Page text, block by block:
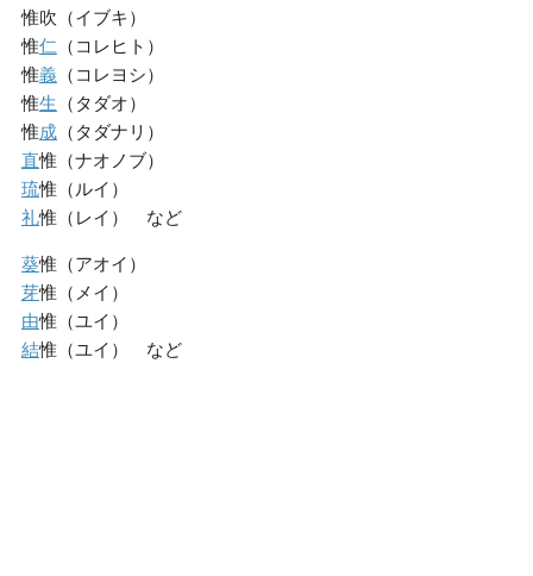
惟吹（イブキ）
惟仁 （コレヒト）
惟義（コレヨシ）
惟生 （タダオ）
惟成（タダナリ）
直惟（ナオノブ）
琉惟（ルイ）
礼惟（レイ） など
葵惟（アオイ）
芽惟（メイ）
由惟（ユイ）
結惟（ユイ） など